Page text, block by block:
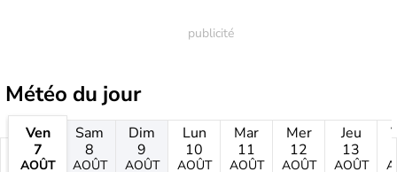
Météo du jour
Ven
7
AOÛT
Sam
8
AOÛT
Dim
9
AOÛT
Lun
10
AOÛT
Mar
11
AOÛT
Mer
12
AOÛT
Jeu
13
AOÛT